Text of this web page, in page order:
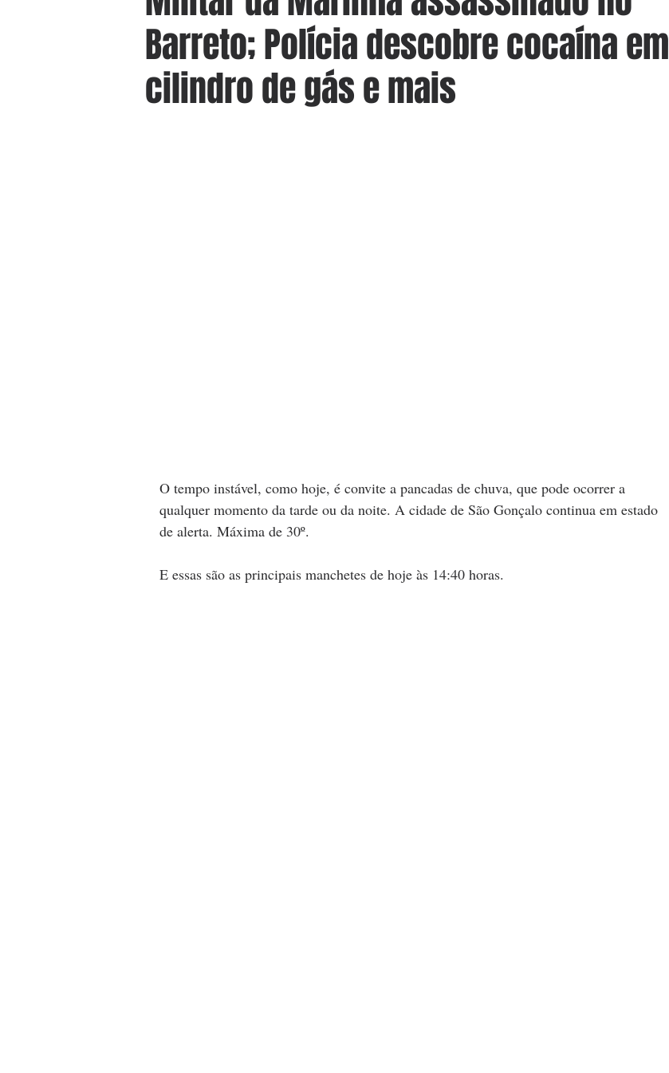
Barreto; Polícia descobre cocaína em
cilindro de gás e mais
O tempo instável, como hoje, é convite a pancadas de chuva, que pode ocorrer a
qualquer momento da tarde ou da noite. A cidade de São Gonçalo continua em estado
de alerta. Máxima de 30º.
E essas são as principais manchetes de hoje às 14:40 horas.